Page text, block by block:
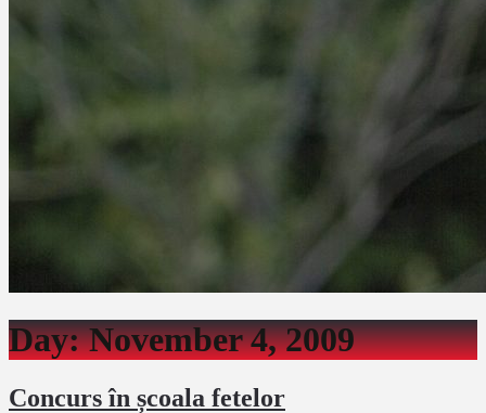
Day:November 4, 2009
Concurs în școala fetelor